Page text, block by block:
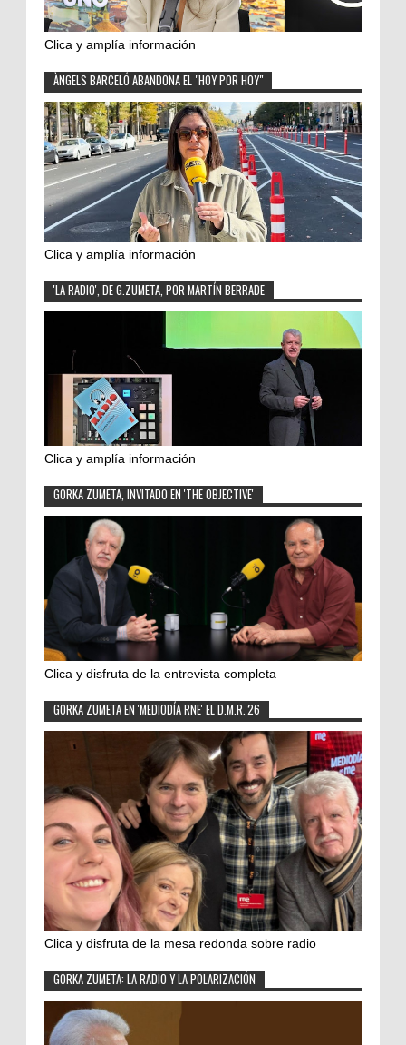
Clica y amplía información
ÀNGELS BARCELÓ ABANDONA EL "HOY POR HOY"
Clica y amplía información
'LA RADIO', DE G.ZUMETA, POR MARTÍN BERRADE
Clica y amplía información
GORKA ZUMETA, INVITADO EN 'THE OBJECTIVE'
Clica y disfruta de la entrevista completa
GORKA ZUMETA EN 'MEDIODÍA RNE' EL D.M.R.'26
Clica y disfruta de la mesa redonda sobre radio
GORKA ZUMETA: LA RADIO Y LA POLARIZACIÓN